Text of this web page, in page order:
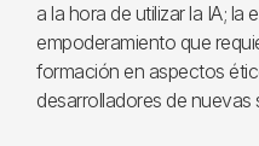
a la hora de utilizar la IA; la
empoderamiento que
formación en aspectos
desarrolladores de nuevas